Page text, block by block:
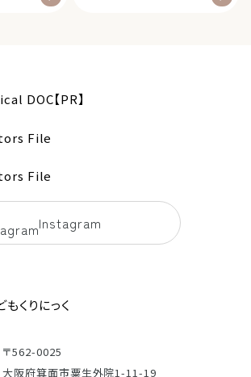
Instagram
〒562-0025
大阪府箕面市粟生外院1-11-19